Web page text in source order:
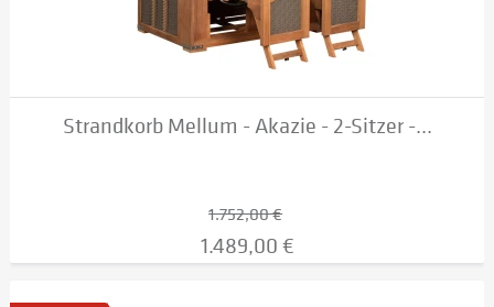
Strandkorb Mellum - Akazie - 2-Sitzer -...
1.752,00 €
1.489,00 €